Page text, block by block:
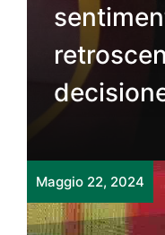
Maggio 22, 2024